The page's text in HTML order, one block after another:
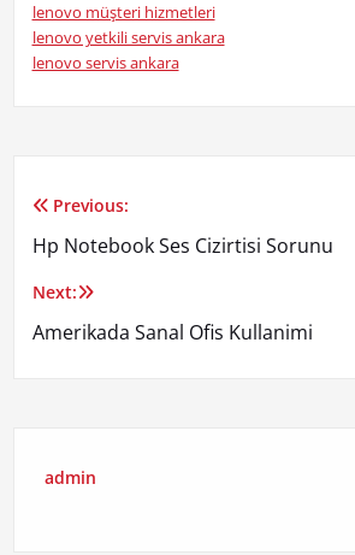
lenovo müşteri hizmetleri
lenovo yetkili servis ankara
lenovo servis ankara
Yazı
gezinmesi
Previous:
Hp Notebook Ses Cizirtisi Sorunu
Next:
Amerikada Sanal Ofis Kullanimi
admin